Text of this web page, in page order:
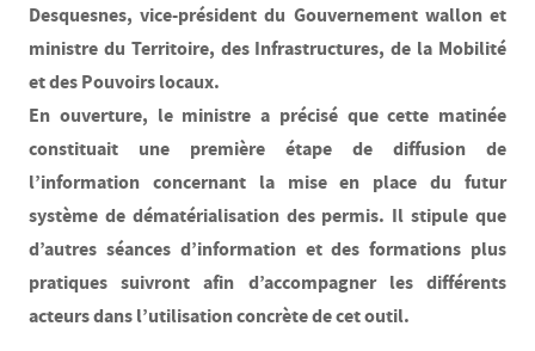
Desquesnes, vice-président du Gouvernement wallon et
ministre du Territoire, des Infrastructures, de la Mobilité
et des Pouvoirs locaux.
En ouverture, le ministre a précisé que cette matinée
constituait une première étape de diffusion de
l’information concernant la mise en place du futur
système de dématérialisation des permis. Il stipule que
d’autres séances d’information et des formations plus
pratiques suivront afin d’accompagner les différents
acteurs dans l’utilisation concrète de cet outil.